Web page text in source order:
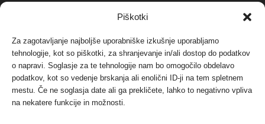
Piškotki
Za zagotavljanje najboljše uporabniške izkušnje uporabljamo
tehnologije, kot so piškotki, za shranjevanje in/ali dostop do podatkov
o napravi. Soglasje za te tehnologije nam bo omogočilo obdelavo
podatkov, kot so vedenje brskanja ali enolični ID-ji na tem spletnem
mestu. Če ne soglasja date ali ga prekličete, lahko to negativno vpliva
na nekatere funkcije in možnosti.
NAJBOLJ KOMENTIRANO
Protest proti vetrnim elektrarnam na Ojstrici, v
svetu pa vedno bolj...
Dogodki 12. maja, 2017
Tožilstvo v Celovcu v korist elektrarnam
Verbund